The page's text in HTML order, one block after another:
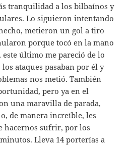
tranquilidad a los bilbaínos y
Lo siguieron intentando
metieron un gol a tiro
porque tocó en la mano
este último me pareció de lo
ataques pasaban por él y
nos metió. También
pero ya en el
una maravilla de parada,
de manera increíble, les
hacernos sufrir, por los
Lleva 14 porterías a